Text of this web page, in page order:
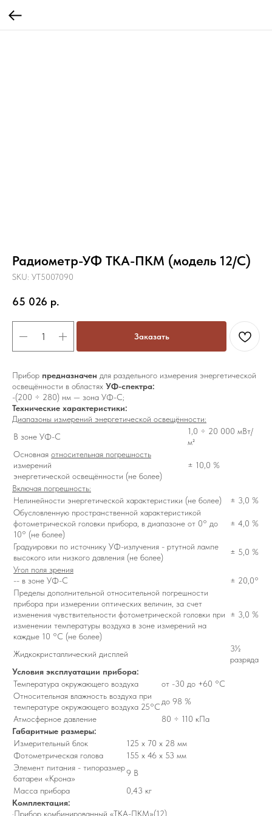
Радиометр-УФ ТКА-ПКМ (модель 12/С)
SKU: УТ5007090
65 026 р.
Заказать
Прибор предназначен для раздельного измерения энергетической
освещённости в областях УФ-спектра:
-(200 ÷ 280) нм — зона УФ-С;
Технические характеристики:
Диапазоны измерений энергетической освещённости:
В зоне УФ-С
1,0 ÷ 20 000 мВт/
м²
Основная относительная погрешность
измерений
энергетической освещённости (не более)
± 10,0 %
Включая погрешность:
Нелинейности энергетической характеристики (не более)
± 3,0 %
Обусловленную пространственной характеристикой
фотометрической головки прибора, в диапазоне от 0° до
10° (не более)
± 4,0 %
Градуировки по источнику УФ-излучения - ртутной лампе
высокого или низкого давления (не более)
± 5,0 %
Угол поля зрения
-- в зоне УФ-С
± 20,0°
Пределы дополнительной относительной погрешности
прибора при измерении оптических величин, за счет
изменения чувствительности фотометрической головки при
изменении температуры воздуха в зоне измерений на
каждые 10 °С (не более)
± 3,0 %
Жидкокристаллический дисплей
3½
разряда
Условия эксплуатации прибора:
Температура окружающего воздуха
от -30 до +60 °С
Относительная влажность воздуха при
температуре окружающего воздуха 25°С
до 98 %
Атмосферное давление
80 ÷ 110 кПа
Габаритные размеры:
Измерительный блок
125 х 70 х 28 мм
Фотометрическая голова
155 х 46 х 53 мм
Элемент питания - типоразмер
батареи «Крона»
9 В
Масса прибора
0,43 кг
Комплектация:
·Прибор комбинированный «ТКА-ПКМ»(12)